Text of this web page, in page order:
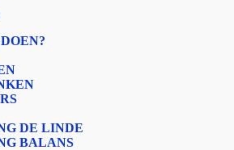
DE LINDE
BALANS